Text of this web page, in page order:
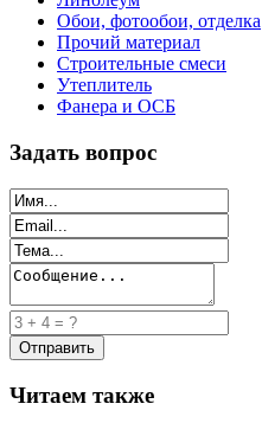
Обои, фотообои, отделка
Прочий материал
Строительные смеси
Утеплитель
Фанера и ОСБ
Задать вопрос
Читаем также